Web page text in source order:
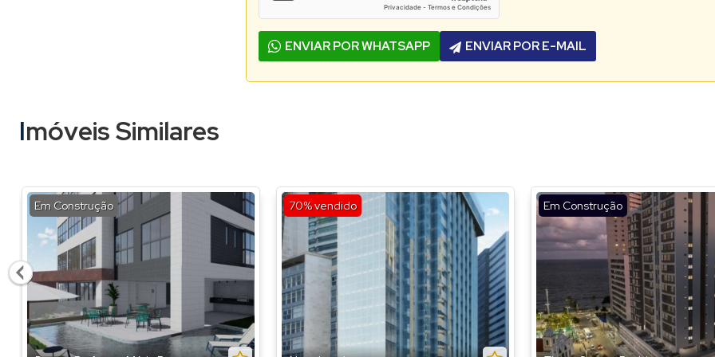
ENVIAR POR WHATSAPP ENVIAR POR E-MAIL
Imóveis Similares
Em Construção 70% vendido Em Construção